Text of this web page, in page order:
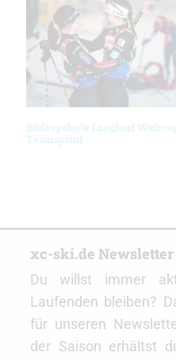
Bildergalerie Langlauf
Teamsprint
xc-ski.de
Du willst immer
Laufenden bleiben?
für unseren
der Saison erhältst